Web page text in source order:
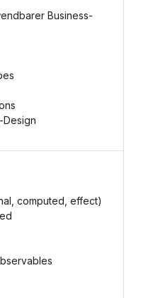
Business-
Design
computed, effect)